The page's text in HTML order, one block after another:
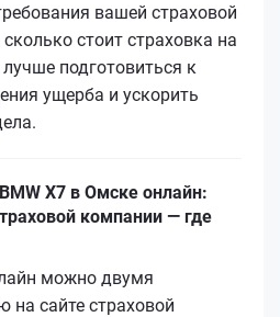
вашей страховой
стоит страховка на
подготовиться к
ущерба и ускорить
X7 в Омске онлайн:
компании — где
можно двумя
на сайте страховой